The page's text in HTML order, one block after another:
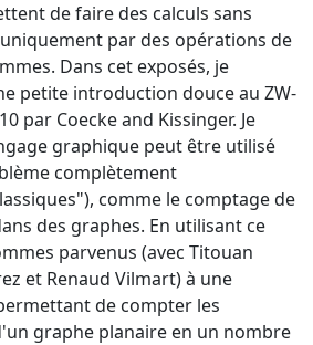
de faire des calculs sans
par des opérations de
Dans cet exposés, je
petite introduction douce au ZW-
par Coecke and Kissinger. Je
graphique peut être utilisé
complètement
comme le comptage de
des graphes. En utilisant ce
parvenus (avec Titouan
et Renaud Vilmart) à une
de compter les
graphe planaire en un nombre